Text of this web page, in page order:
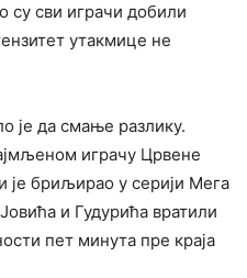
су сви играчи добили
утакмице не
је да смање разлику.
играчу Црвене
је бриљирао у серији Мега
и Гудурића вратили
пет минута пре краја